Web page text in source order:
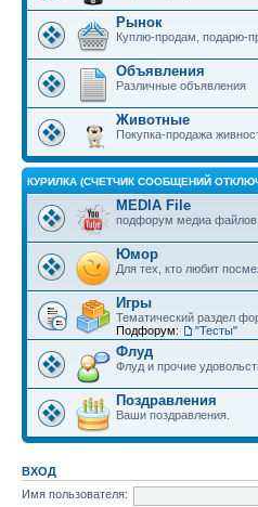
Рынок
Куплю-продам, подарю-
Объявления
Различные объявления
Животные
Покупка-продажа
КУРИЛКА (СЧЕТЧИК СООБЩЕНИЙ
MEDIA File
подфорум медиа файлов
Юмор
Для тех, кто любит
Игры
Тематический раздел
Подфорум:
"Тесты"
Флуд
Флуд и прочие
Поздравления
Ваши поздравления.
ВХОД
Имя пользователя: